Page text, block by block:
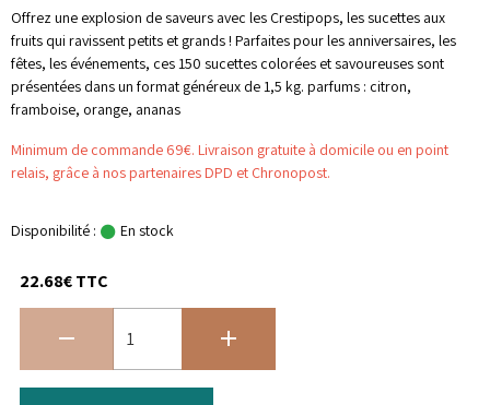
Offrez une explosion de saveurs avec les Crestipops, les sucettes aux
fruits qui ravissent petits et grands ! Parfaites pour les anniversaires, les
fêtes, les événements, ces 150 sucettes colorées et savoureuses sont
présentées dans un format généreux de 1,5 kg. parfums : citron,
framboise, orange, ananas
Minimum de commande 69€. Livraison gratuite à domicile ou en point
relais, grâce à nos partenaires DPD et Chronopost.
Disponibilité : En stock
22.68€ TTC